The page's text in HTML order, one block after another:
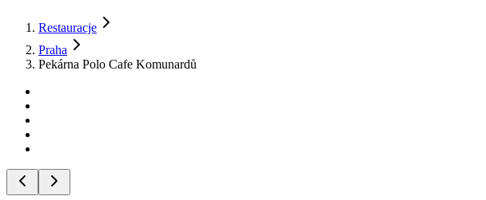
Restauracje
Praha
Pekárna Polo Cafe Komunardů